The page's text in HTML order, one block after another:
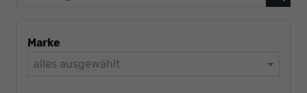
Marke
alles ausgewählt